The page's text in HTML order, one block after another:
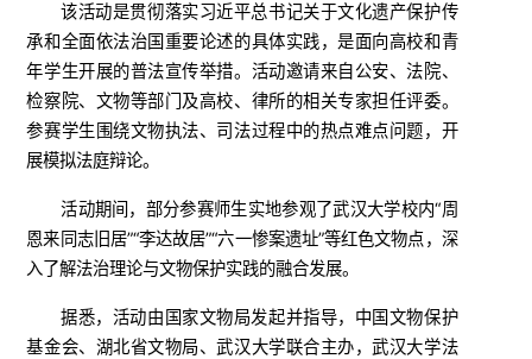
该活动是贯彻落实习近平总书记关于文化遗产保护传
承和全面依法治国重要论述的具体实践，是面向高校和青
年学生开展的普法宣传举措。活动邀请来自公安、法院、
检察院、文物等部门及高校、律所的相关专家担任评委。
参赛学生围绕文物执法、司法过程中的热点难点问题，开
展模拟法庭辩论。
活动期间，部分参赛师生实地参观了武汉大学校内“周
恩来同志旧居”“李达故居”“六一惨案遗址”等红色文物点，深
入了解法治理论与文物保护实践的融合发展。
据悉，活动由国家文物局发起并指导，中国文物保护
基金会、湖北省文物局、武汉大学联合主办，武汉大学法